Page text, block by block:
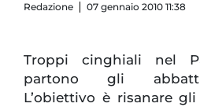
Redazione 07 gennaio 2010 11:38
Troppi cinghiali nel
partono gli
L’obiettivo è risanare